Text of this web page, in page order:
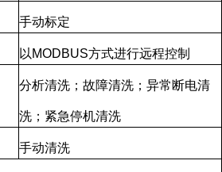
手动标定
以 MODBUS方式进行远程控制
分析清洗；故障清洗；异常断电清
洗；紧急停机清洗
手动清洗